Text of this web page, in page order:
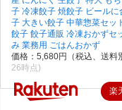
子 冷凍餃子 焼餃子 ビールに
子 大きい餃子 中華惣菜セッ
餃子 餃子通販 冷凍おかずセ
み 業務用 ごはんおかず
価格：5,680円（税込、送料
26時点)
楽